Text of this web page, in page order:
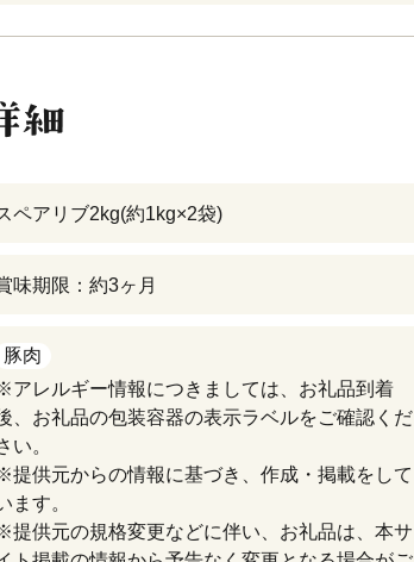
ペアリブ2kg(約1kg×2袋)
味期限：約3ヶ月
豚肉
アレルギー情報につきましては、お礼品到着
、お礼品の包装容器の表示ラベルをご確認くだ
い。
提供元からの情報に基づき、作成・掲載をして
ます。
提供元の規格変更などに伴い、お礼品は、本サ